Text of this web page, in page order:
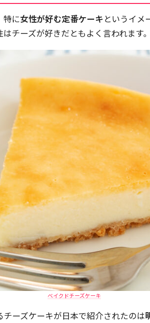
特に女性が好む定番ケーキというイメ
チーズが好きだともよく言われます。
ベイクドチーズケーキ
ーズケーキが日本で紹介されたのは